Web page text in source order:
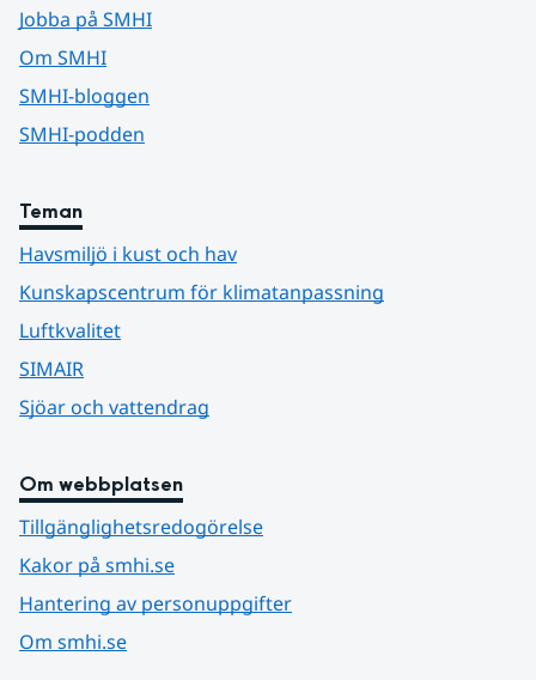
Jobba på SMHI
Om SMHI
SMHI-bloggen
SMHI-podden
Teman
Havsmiljö i kust och hav
Kunskapscentrum för klimatanpassning
Luftkvalitet
SIMAIR
Sjöar och vattendrag
Om webbplatsen
Tillgänglighetsredogörelse
Kakor på smhi.se
Hantering av personuppgifter
Om smhi.se